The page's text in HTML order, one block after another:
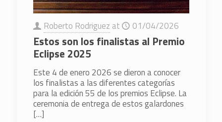
Roberto Rodriguez at 01/04/2026
Estos son los finalistas al Premio
Eclipse 2025
Este 4 de enero 2026 se dieron a conocer
los finalistas a las diferentes categorías
para la edición 55 de los premios Eclipse. La
ceremonia de entrega de estos galardones
[…]